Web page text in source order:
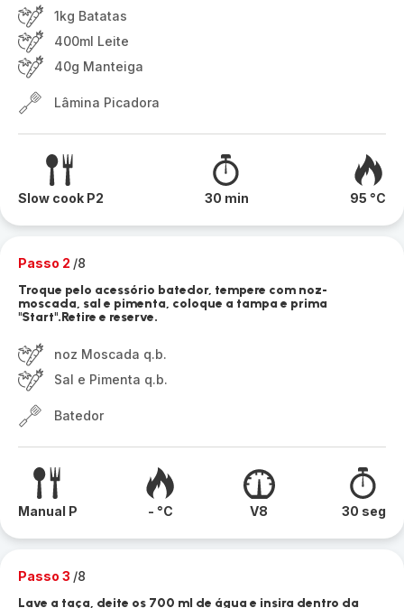
1kg Batatas
400ml Leite
40g Manteiga
Lâmina Picadora
Slow cook P2 30 min 95 °C
Passo 2 /8
Troque pelo acessório batedor, tempere com noz-
moscada, sal e pimenta, coloque a tampa e prima
"Start".Retire e reserve.
noz Moscada q.b.
Sal e Pimenta q.b.
Batedor
Manual P - °C V8 30 seg
Passo 3 /8
Lave a taça, deite os 700 ml de água e insira dentro da